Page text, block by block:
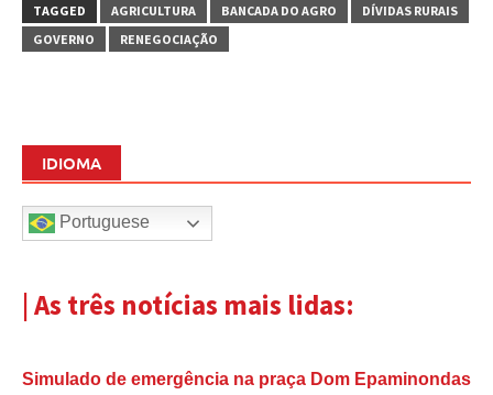
TAGGED
AGRICULTURA BANCADA DO AGRO
DÍVIDAS RURAIS
GOVERNO
RENEGOCIAÇÃO
IDIOMA
Portuguese
| As três notícias mais lidas:
Simulado de emergência na praça Dom Epaminondas